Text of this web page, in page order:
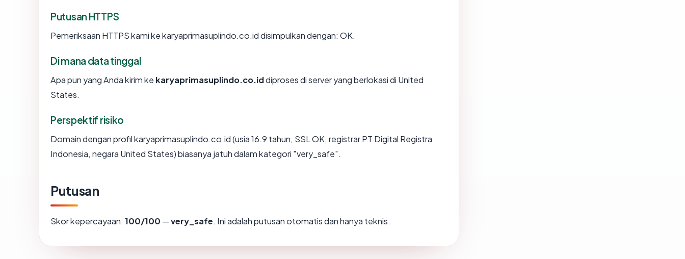
Putusan HTTPS
Pemeriksaan HTTPS kami ke karyaprimasuplindo.co.id disimpulkan dengan: OK.
Di mana data tinggal
Apa pun yang Anda kirim ke karyaprimasuplindo.co.iddiproses di server yang berlokasi di United
States.
Perspektif risiko
Domain dengan profil karyaprimasuplindo.co.id (usia 16.9 tahun, SSL OK, registrar PT Digital Registra
Indonesia, negara United States) biasanya jatuh dalam kategori "very_safe".
Putusan
Skor kepercayaan: 100/100 —very_safe. Ini adalah putusan otomatis dan hanya teknis.